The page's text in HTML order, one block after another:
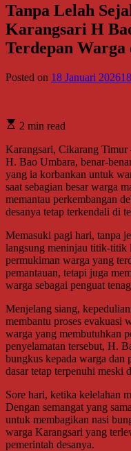
Tanpa Lelah
Karangsari H
Terdepan
Posted on 18 Januari 2026
2 min read
Karangsari, Cikarang
H. Bao Umbara, benar-
yang ia korbankan untuk
saat sebagian besar warga
memantau perkembangan
desanya tetap terkendali di
Memasuki pagi hari, tanpa
langsung meninjau titik-titik
permukiman warga yang
pemantauan, tetapi juga
warga sebagai penguat
Menjelang siang,
membantu proses evakuasi
warga yang membutuhkan
penyelamatan tersebut, H.
bungkus kepada warga dan
dasar tetap terpenuhi meski
Sore hari, ketika kelelahan
Dengan semangat yang
untuk membagikan nasi
warga Karangsari yang
pemerintah desanya.